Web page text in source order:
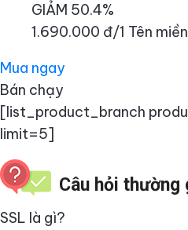
GIẢM 50.4%
1.690.000 đ/1 Tên
Mua ngay
Bán chạy
[list_product_branch
limit=5]
Câu hỏi thường
SSL là gì?